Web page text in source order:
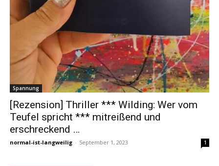
Spannung
[Rezension] Thriller *** Wilding: Wer vom
Teufel spricht *** mitreißend und
erschreckend …
normal-ist-langweilig - September 1, 2023 1